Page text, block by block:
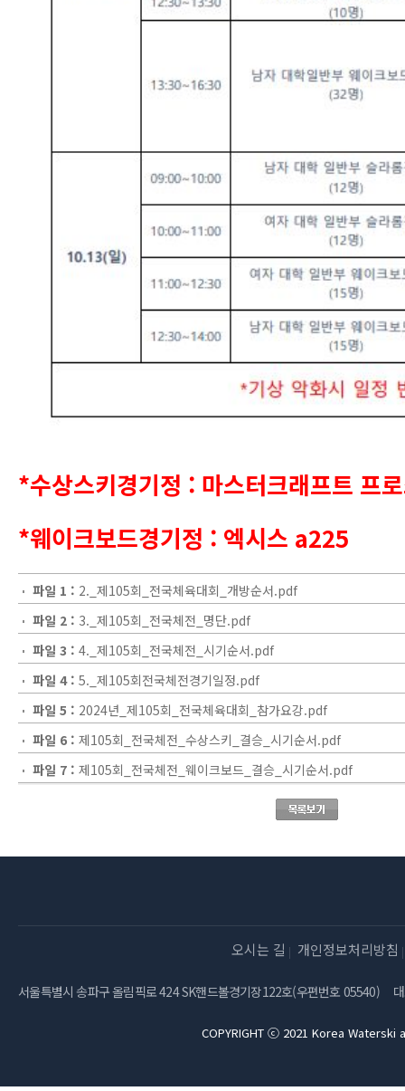
*수상스키경기정 : 마스터크래프트 프
*웨이크보드경기정 : 엑시스 a225
파일 1 : 2._제105회_전국체육대회_개방순서.pdf
파일 2 : 3._제105회_전국체전_명단.pdf
파일 3 : 4._제105회_전국체전_시기순서.pdf
파일 4 : 5._제105회전국체전경기일정.pdf
파일 5 : 2024년_제105회_전국체육대회_참가요강.pdf
파일 6 : 제105회_전국체전_수상스키_결승_시기순서.pdf
파일 7 : 제105회_전국체전_웨이크보드_결승_시기순서.pdf
오시는 길 개인정보처리방침
서울특별시 송파구 올림픽로 424 SK핸드볼경기장122호(우편번호 05540)
COPYRIGHT ⓒ 2021 Korea Waterski